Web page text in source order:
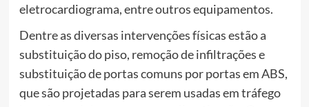
eletrocardiograma, entre outros equipamentos.
Dentre as diversas intervenções físicas estão a
substituição do piso, remoção de infiltrações e
substituição de portas comuns por portas em ABS,
que são projetadas para serem usadas em tráfego